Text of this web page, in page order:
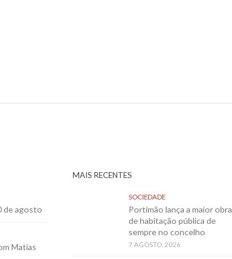
de agosto
Matias
MAIS RECENTES
SOCIEDADE
Portimão lança a maior obra
de habitação pública de
sempre no concelho
7 AGOSTO, 2026